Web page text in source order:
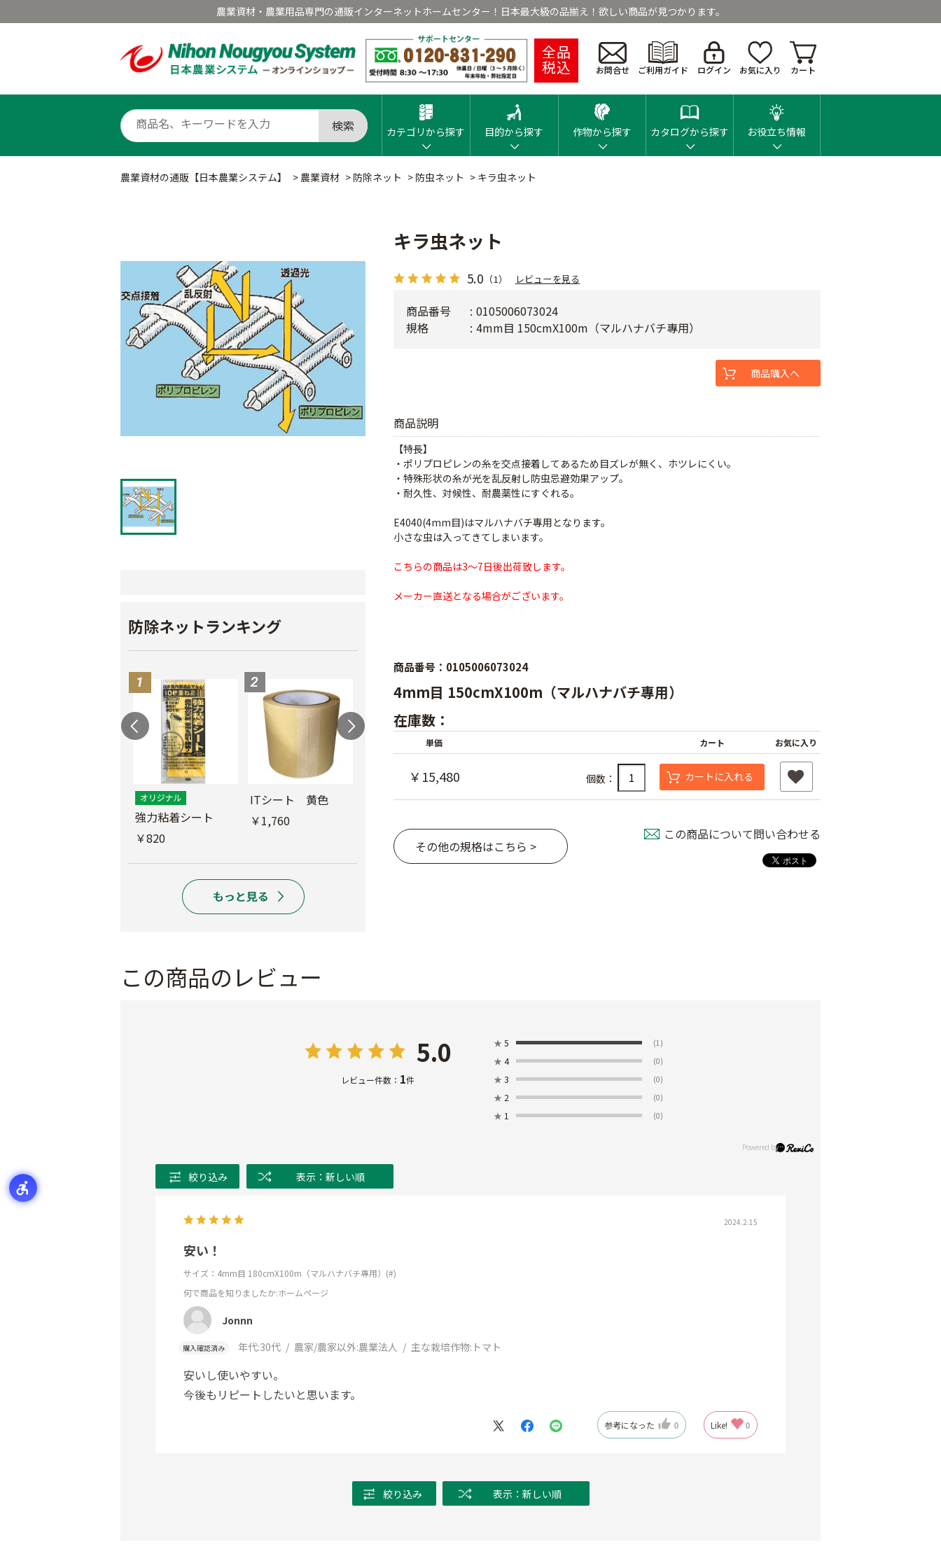
農業資材・農業用品専門の通販インターネットホームセンター！日本最大級の品揃え！欲しい商品が見つかります。
全品
税込 お問合せ ご利用ガイド ログイン お気に入り カート
検索 カテゴリから探す 目的から探す 作物から探す カタログから探す お役立ち情報
農業資材の通販【日本農業システム】 > 農業資材 > 防除ネット > 防虫ネット > キラ虫ネット
防除ネットランキング
強力粘着シート
￥820
ITシート 黄色
￥1,760
防風網 青
防虫テープ
サンシャインファス
ルバー）
キラ虫ネット
5.0 （1） レビューを見る
商品説明
【特長】
・ポリプロピレンの糸を交点接着してあるため目ズレが無く、ホツレにくい。
・特殊形状の糸が光を乱反射し防虫忌避効果アップ。
・耐久性、対候性、耐農薬性にすぐれる。
E4040(4mm目)はマルハナバチ專用となります。
小さな虫は入ってきてしまいます。
こちらの商品は3～7日後出荷致します。
メーカー直送となる場合がございます。
商品番号
0105006073024
規格
4mm目 150cmX100m（マルハナバチ專用）
商品購入へ
商品番号：0105006073024
4mm目 150cmX100m（マルハナバチ專用）
在庫数：
単価 カート お気に入り
￥15,480 個数： カートに入れる
その他の規格はこちら >
この商品について問い合わせる
この商品のレビュー
5.0
レビュー件数： 1件
★ 5 (1)
★ 4 (0)
★ 3 (0)
★ 2 (0)
★ 1 (0)
絞り込み 表示：新しい順
2024.2.15
安い！
サイズ：4mm目 180cmX100m（マルハナバチ專用）(#)
何で商品を知りましたか:ホームページ
Jonnn
購入確認済み 年代:30代 農家/農家以外:農業法人 主な栽培作物: トマト
安いし使いやすい。
今後もリピートしたいと思います。
参考になった 0 Like! 0
絞り込み 表示：新しい順